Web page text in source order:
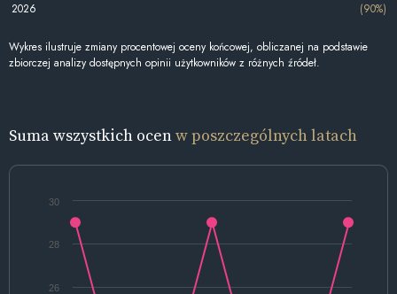
2026
(90%)
Wykres ilustruje zmiany procentowej oceny końcowej, obliczanej na podstawie
zbiorczej analizy dostępnych opinii użytkowników z różnych źródeł.
Suma wszystkich ocenw poszczególnych latach
26
28
30